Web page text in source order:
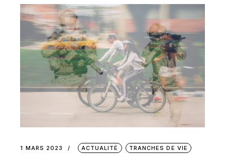
1 MARS 2023 ACTUALITÉ TRANCHES DE VIE